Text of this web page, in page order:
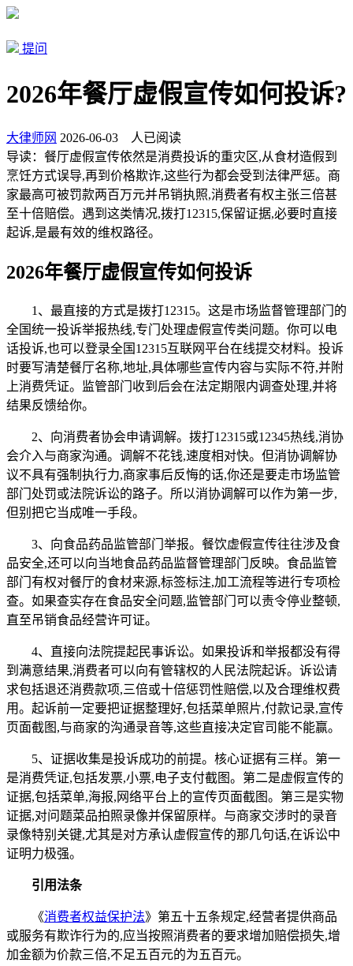
提问
2026年餐厅虚假宣传如何投诉?
大律师网 2026-06-03
人已阅读
导读： 餐厅虚假宣传依然是消费投诉的重灾区,从食材造假到
烹饪方式误导,再到价格欺诈,这些行为都会受到法律严惩。商
家最高可被罚款两百万元并吊销执照,消费者有权主张三倍甚
至十倍赔偿。遇到这类情况,拨打12315,保留证据,必要时直接
起诉,是最有效的维权路径。
2026年餐厅虚假宣传如何投诉
1、最直接的方式是拨打12315。这是市场监督管理部门的
全国统一投诉举报热线,专门处理虚假宣传类问题。你可以电
话投诉,也可以登录全国12315互联网平台在线提交材料。投诉
时要写清楚餐厅名称,地址,具体哪些宣传内容与实际不符,并附
上消费凭证。监管部门收到后会在法定期限内调查处理,并将
结果反馈给你。
2、向消费者协会申请调解。拨打12315或12345热线,消协
会介入与商家沟通。调解不花钱,速度相对快。但消协调解协
议不具有强制执行力,商家事后反悔的话,你还是要走市场监管
部门处罚或法院诉讼的路子。所以消协调解可以作为第一步,
但别把它当成唯一手段。
3、向食品药品监管部门举报。餐饮虚假宣传往往涉及食
品安全,还可以向当地食品药品监督管理部门反映。食品监管
部门有权对餐厅的食材来源,标签标注,加工流程等进行专项检
查。如果查实存在食品安全问题,监管部门可以责令停业整顿,
直至吊销食品经营许可证。
4、直接向法院提起民事诉讼。如果投诉和举报都没有得
到满意结果,消费者可以向有管辖权的人民法院起诉。诉讼请
求包括退还消费款项,三倍或十倍惩罚性赔偿,以及合理维权费
用。起诉前一定要把证据整理好,包括菜单照片,付款记录,宣传
页面截图,与商家的沟通录音等,这些直接决定官司能不能赢。
5、证据收集是投诉成功的前提。核心证据有三样。第一
是消费凭证,包括发票,小票,电子支付截图。第二是虚假宣传的
证据,包括菜单,海报,网络平台上的宣传页面截图。第三是实物
证据,对问题菜品拍照录像并保留原样。与商家交涉时的录音
录像特别关键,尤其是对方承认虚假宣传的那几句话,在诉讼中
证明力极强。
引用法条
《消费者权益保护法》第五十五条规定,经营者提供商品
或服务有欺诈行为的,应当按照消费者的要求增加赔偿损失,增
加金额为价款三倍,不足五百元的为五百元。